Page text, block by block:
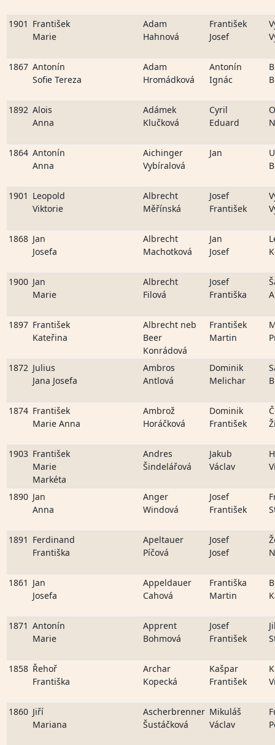
1901 František
Marie
Adam
Hahnová
František
Josef
1867 Antonín
Sofie Tereza
Adam
Hromádková
Antonín
Ignác
1892 Alois
Anna
Adámek
Klučková
Cyril
Eduard
1864 Antonín
Anna
Aichinger
Vybíralová
Jan
1901 Leopold
Viktorie
Albrecht
Měřínská
Josef
František
1868 Jan
Josefa
Albrecht
Machotková
Jan
Josef
1900 Jan
Marie
Albrecht
Filová
Josef
Františka
1897 František
Kateřina
Albrecht neb
Beer
Konrádová
František
Martin
1872 Julius
Jana Josefa
Ambros
Antlová
Dominik
Melichar
1874 František
Marie Anna
Ambrož
Horáčková
Dominik
František
1903 František
Marie
Markéta
Andres
Šindelářová
Jakub
Václav
1890 Jan
Anna
Anger
Windová
Josef
František
1891 Ferdinand
Františka
Apeltauer
Píčová
Josef
Josef
1861 Jan
Josefa
Appeldauer
Cahová
Františka
Martin
1871 Antonín
Marie
Apprent
Bohmová
Josef
František
1858 Řehoř
Františka
Archar
Kopecká
Kašpar
František
1860 Jiří
Mariana
Ascherbrenner
Šustáčková
Mikuláš
Václav